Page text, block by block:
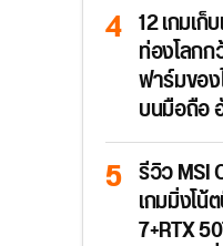
12 เกมเ
ท่องโลก
ฟาร์มขอ
บนมือถือ
รีวิว MSI
เกมมิ่งโ
7+RTX